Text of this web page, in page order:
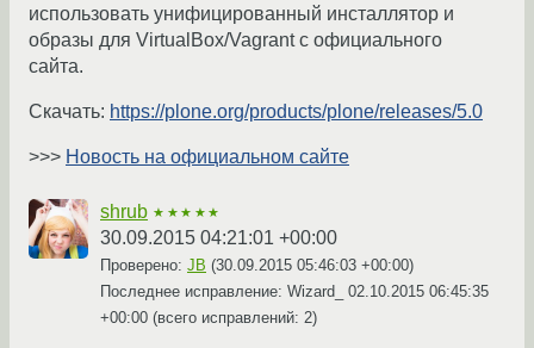
использовать унифицированный инсталлятор и
образы для VirtualBox/Vagrant с официального
сайта.
Скачать: https://plone.org/products/plone/releases/5.0
>>> Новость на официальном сайте
shrub ★★★★★
30.09.2015 04:21:01 +00:00
Проверено: JB (30.09.2015 05:46:03 +00:00)
Последнее исправление: Wizard_ 02.10.2015 06:45:35
+00:00 (всего исправлений: 2)